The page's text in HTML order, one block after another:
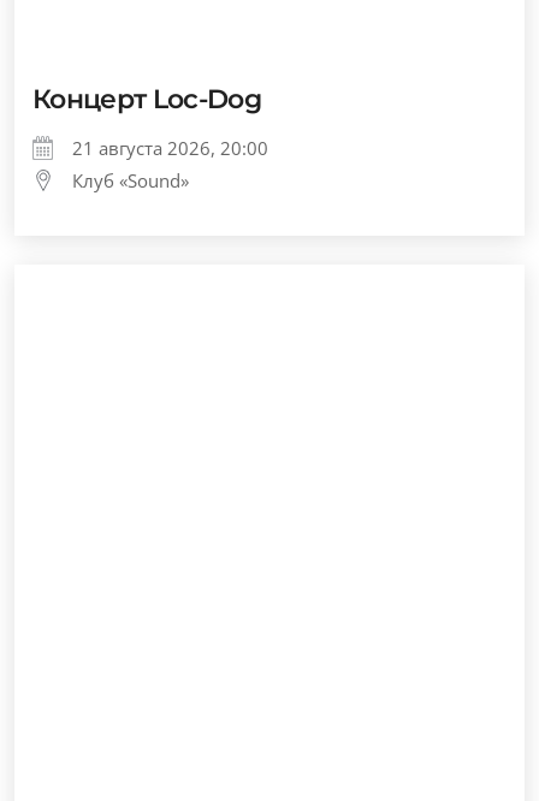
Концерт Loc-Dog
21 августа 2026, 20:00
Клуб «Sound»